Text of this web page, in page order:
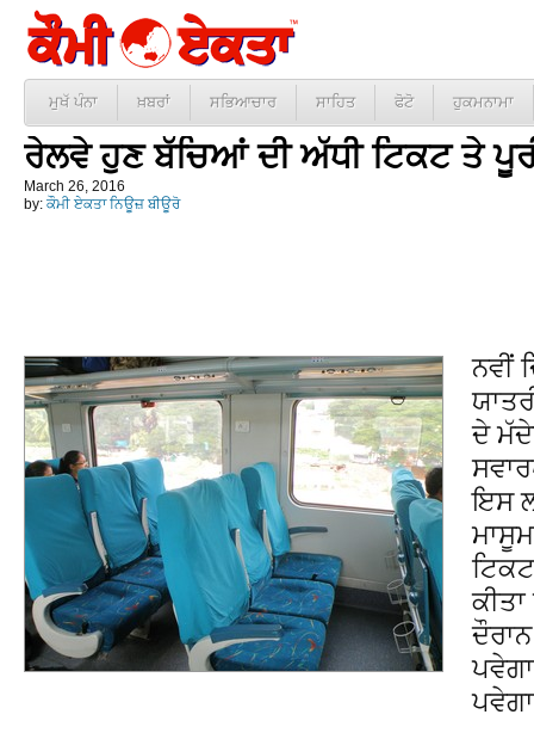
ਮੁਖੱ ਪੰਨਾ ਖ਼ਬਰਾਂ ਸਭਿਆਚਾਰ ਸਾਹਿਤ ਫੋਟੋ ਹੁਕਮਨਾਮਾ
ਰੇਲਵੇ ਹੁਣ ਬੱਚਿਆਂ ਦੀ ਅੱਧੀ ਟਿਕਟ ਤੇ
March 26, 2016
by: ਕੌਮੀ ਏਕਤਾ ਨਿਊਜ਼ ਬੀਊਰੋ
ਨਵੀਂ
ਦੇ
ਇਸ